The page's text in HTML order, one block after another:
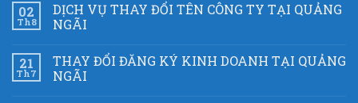
02
Th8
DỊCH VỤ THAY ĐỔI TÊN CÔNG TY TẠI QUẢNG
NGÃI
21
Th7
THAY ĐỔI ĐĂNG KÝ KINH DOANH TẠI QUẢNG
NGÃI